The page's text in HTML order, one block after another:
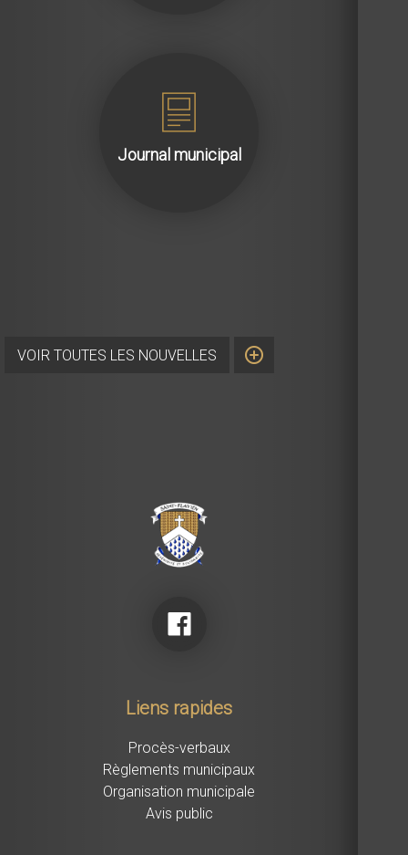
Journal municipal
VOIR TOUTES LES NOUVELLES
Liens rapides
Procès-verbaux
Règlements municipaux
Organisation municipale
Avis public